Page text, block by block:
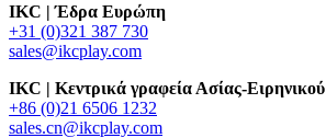
IKC | Έδρα Ευρώπη
+31 (0)321 387 730
sales@ikcplay.com
IKC | Κεντρικά γραφεία Ασίας-Ειρηνικού
+86 (0)21 6506 1232
sales.cn@ikcplay.com